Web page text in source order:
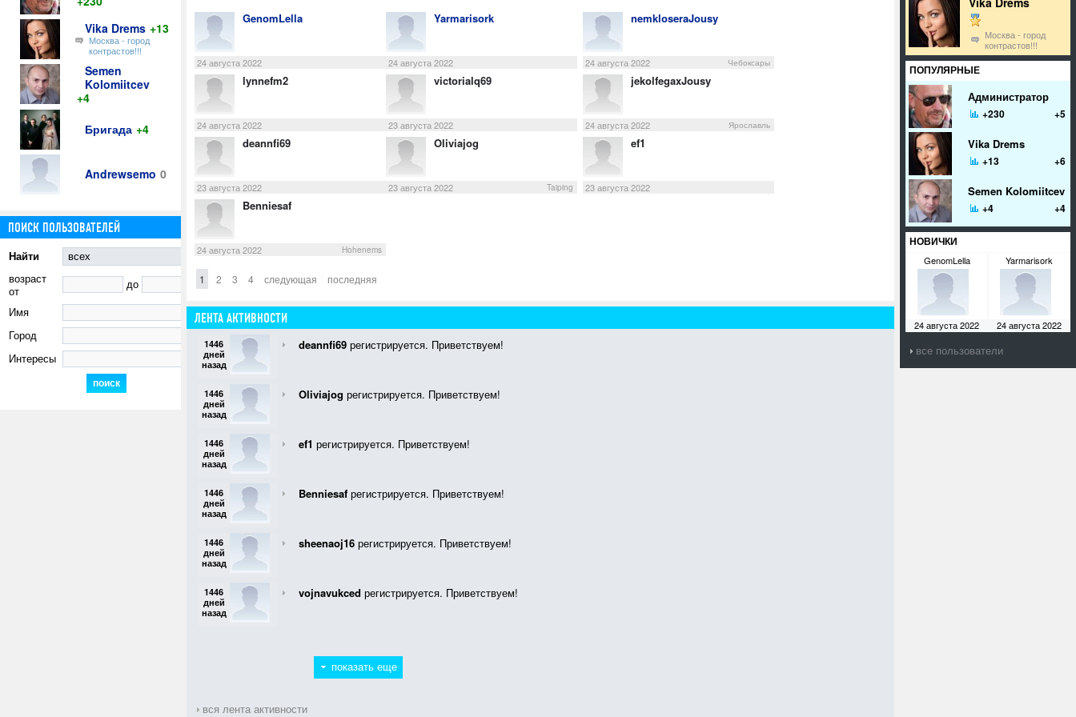
GenomLella
24 августа 2022
Yarmarisork
24 августа 2022
nemkloseraJousy
Чебоксары
24 августа 2022
lynnefm2
24 августа 2022
victorialq69
23 августа 2022
jekolfegaxJousy
Ярославль
24 августа 2022
deannfi69
23 августа 2022
Oliviajog
Taiping
23 августа 2022
ef1
23 августа 2022
Benniesaf
Hohenems
24 августа 2022
1 2 3 4 следующая последняя
ЛЕНТА АКТИВНОСТИ
1446
дней
назад
deannfi69 регистрируется. Приветствуем!
1446
дней
назад
Oliviajog регистрируется. Приветствуем!
1446
дней
назад
ef1 регистрируется. Приветствуем!
1446
дней
назад
Benniesaf регистрируется. Приветствуем!
1446
дней
назад
sheenaoj16 регистрируется. Приветствуем!
1446
дней
назад
vojnavukced регистрируется. Приветствуем!
показать еще
вся лента активности
Vika Drems +13
Москва - город
контрастов!!!
Semen
Kolomiitcev
+4
Бригада +4
Andrewsemo 0
ПОИСК ПОЛЬЗОВАТЕЛЕЙ
Найти
возраст
от
до
Имя
Город
Интересы
Москва - город
контрастов!!!
ПОПУЛЯРНЫЕ
Администратор
+230 +5
Vika Drems
+13 +6
Semen Kolomiitcev
+4 +4
НОВИЧКИ
GenomLella
24 августа 2022
Yarmarisork
24 августа 2022
все пользователи